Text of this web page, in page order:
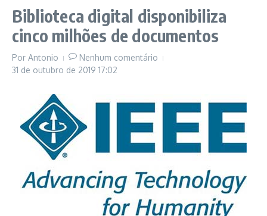
Biblioteca digital disponibiliza
cinco milhões de documentos
Por Antonio
Nenhum comentário
31 de outubro de 2019 17:02